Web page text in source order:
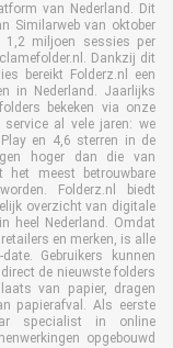
van Nederland. Dit
Similarweb van oktober
1,2 miljoen sessies per
Dankzij dit
bereikt Folderz.nl een
in Nederland. Jaarlijks
bekeken via onze
al vele jaren: we
en 4,6 sterren in de
hoger dan die van
het meest betrouwbare
Folderz.nl biedt
overzicht van digitale
heel Nederland. Omdat
en merken, is alle
Gebruikers kunnen
de nieuwste folders
van papier, dragen
papierafval. Als eerste
specialist in online
opgebouwd